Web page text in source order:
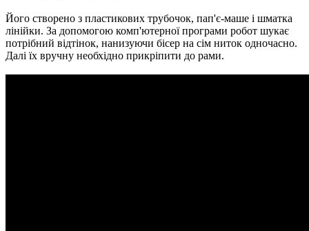
Його створено з пластикових трубочок, пап'є-маше і шматка
лінійки. За допомогою комп'ютерної програми робот шукає
потрібний відтінок, нанизуючи бісер на сім ниток одночасно.
Далі їх вручну необхідно прикріпити до рами.